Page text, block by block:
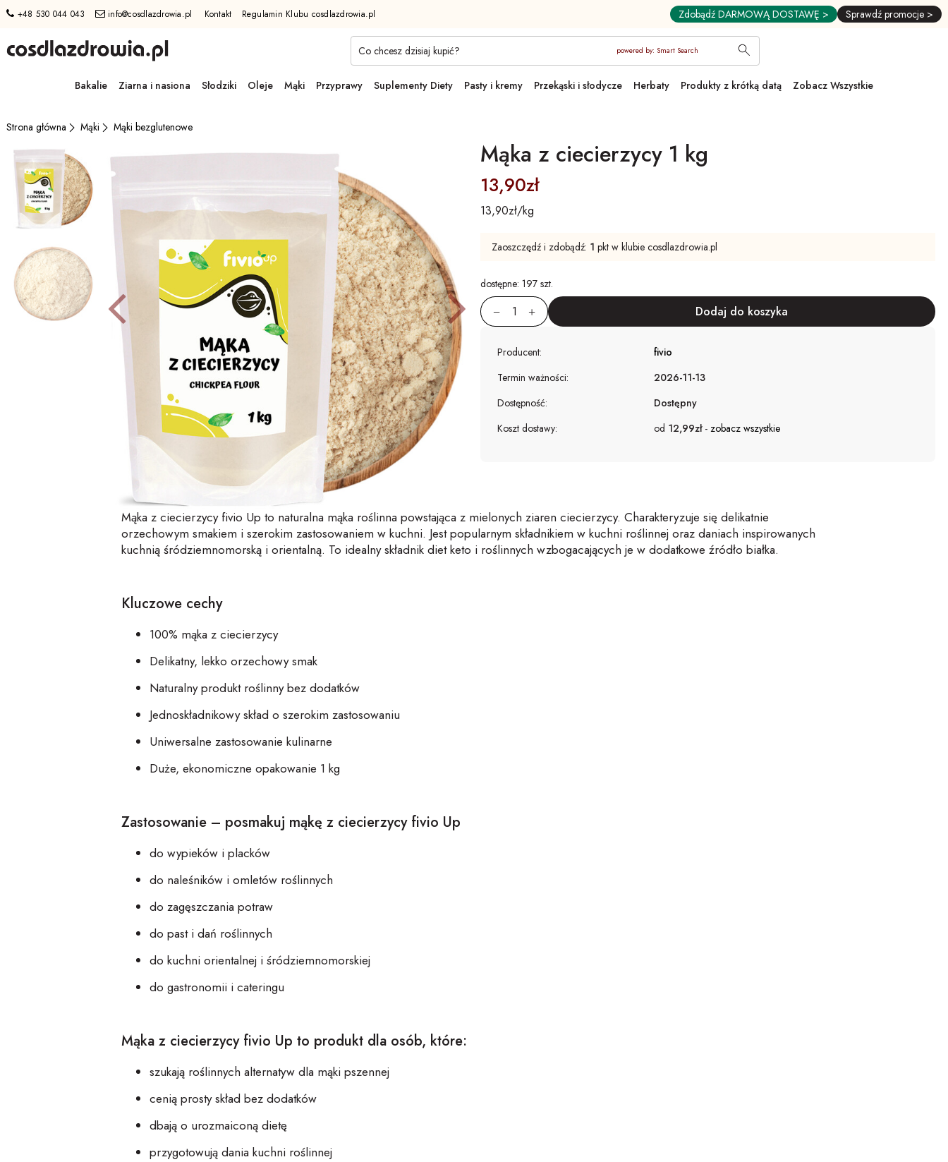
Przejdź
GŁÓWNEJ
MENU
UŻYTKOWNIKA
WYSZUKIWARKI
+48 530 044 043 info@cosdlazdrowia.pl Kontakt Regulamin Klubu cosdlazdrowia.pl Zdobądź DARMOWĄ DOSTAWĘ > Sprawdź promocje >
powered by: Smart Search
Bakalie Ziarna i nasiona Słodziki Oleje Mąki Przyprawy Suplementy Diety Pasty i kremy Przekąski i słodycze Herbaty Produkty z krótką datą Zobacz Wszystkie
Strona główna Mąki Mąki bezglutenowe
Poprzedni Następny
Mąka z ciecierzycy 1 kg
13,90zł
13,90zł/kg
Zaoszczędź i zdobądź: 1 pkt w klubie cosdlazdrowia.pl
dostępne: 197 szt.
Producent:
fivio
Termin ważności:
2026-11-13
Dostępność:
Dostępny
Koszt dostawy:
od 12,99zł - zobacz wszystkie
Mąka z ciecierzycy fivio Up to naturalna mąka roślinna powstająca z mielonych ziaren ciecierzycy. Charakteryzuje się delikatnie
orzechowym smakiem i szerokim zastosowaniem w kuchni. Jest popularnym składnikiem w kuchni roślinnej oraz daniach inspirowanych
kuchnią śródziemnomorską i orientalną. To idealny składnik diet keto i roślinnych wzbogacających je w dodatkowe źródło białka.
Kluczowe cechy
100% mąka z ciecierzycy
Delikatny, lekko orzechowy smak
Naturalny produkt roślinny bez dodatków
Jednoskładnikowy skład o szerokim zastosowaniu
Uniwersalne zastosowanie kulinarne
Duże, ekonomiczne opakowanie 1 kg
Zastosowanie – posmakuj mąkę z ciecierzycy fivio Up
do wypieków i placków
do naleśników i omletów roślinnych
do zagęszczania potraw
do past i dań roślinnych
do kuchni orientalnej i śródziemnomorskiej
do gastronomii i cateringu
Mąka z ciecierzycy fivio Up to produkt dla osób, które:
szukają roślinnych alternatyw dla mąki pszennej
cenią prosty skład bez dodatków
dbają o urozmaiconą dietę
przygotowują dania kuchni roślinnej